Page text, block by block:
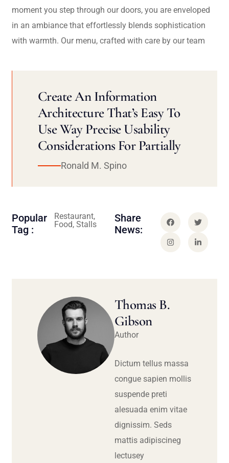
moment you step through our doors, you are enveloped
in an ambiance that effortlessly blends sophistication
with warmth. Our menu, crafted with care by our team
Create An Information
Architecture That’s Easy To
Use Way Precise Usability
Considerations For Partially
Ronald M. Spino
Popular
Tag :
Restaurant,
Food, Stalls
Share
News:
Thomas B.
Gibson
Author
Dictum tellus massa
congue sapien mollis
suspende preti
alesuada enim vitae
dignissim. Seds
mattis adipiscineg
lectusey